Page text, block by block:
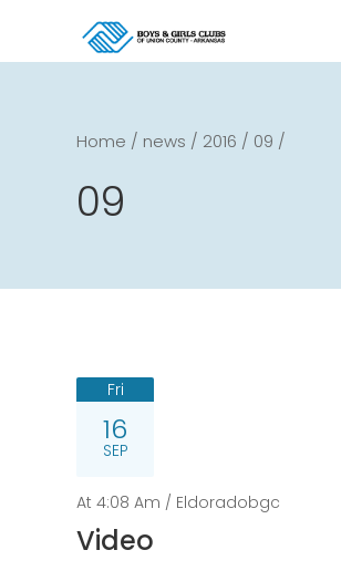
Home / news / 2016 / 09 /
09
Fri
16
SEP
At 4:08 Am / Eldoradobgc
Video